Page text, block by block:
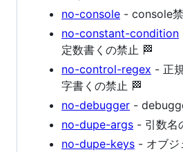
no-console - console
no-constant-condition
定数書くの禁止 🏁
no-control-regex - 正
字書くの禁止 🏁
no-debugger -
no-dupe-args - 引数名
no-dupe-keys - オブジ